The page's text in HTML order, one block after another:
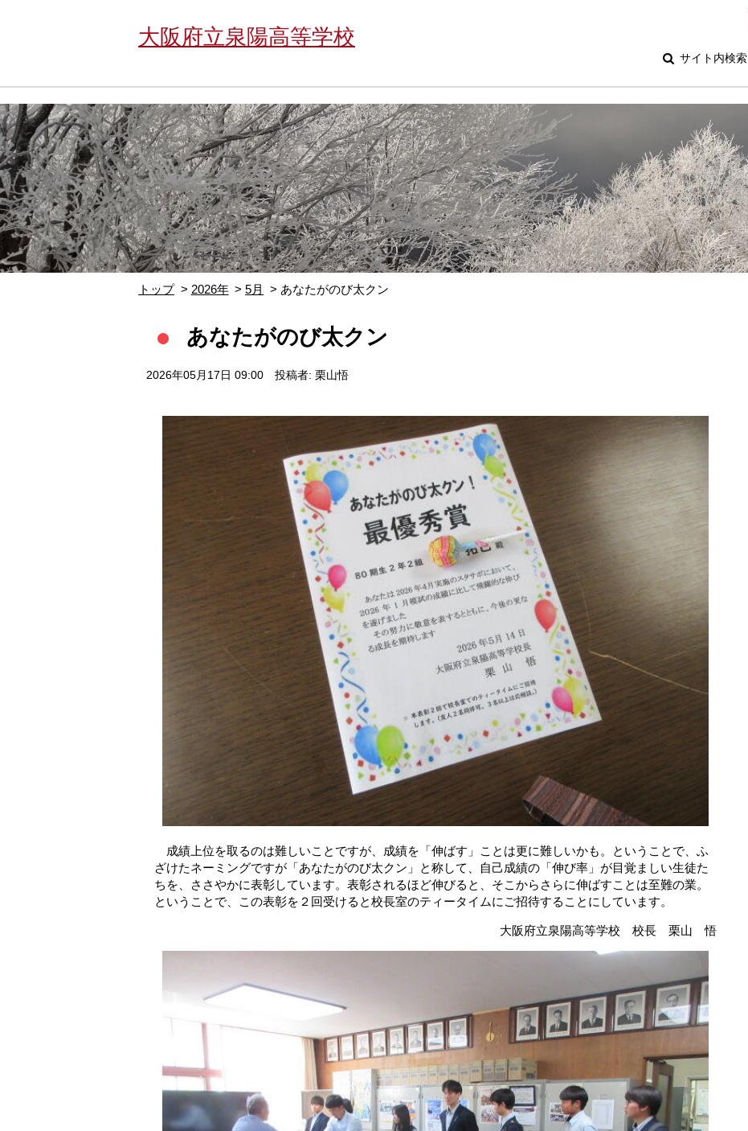
大阪府立泉陽高等学校
サイト内検索
トップ 2026年 5月 あなたがのび太クン
あなたがのび太クン
2026年05月17日 09:00 投稿者: 栗山悟
成績上位を取るのは難しいことですが、成績を「伸ばす」ことは更に難しいかも。ということで、ふ
ざけたネーミングですが「あなたがのび太クン」と称して、自己成績の「伸び率」が目覚ましい生徒た
ちを、ささやかに表彰しています。表彰されるほど伸びると、そこからさらに伸ばすことは至難の業。
ということで、この表彰を２回受けると校長室のティータイムにご招待することにしています。
大阪府立泉陽高等学校 校長 栗山 悟